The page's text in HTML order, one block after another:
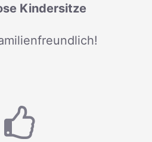
Kindersitze